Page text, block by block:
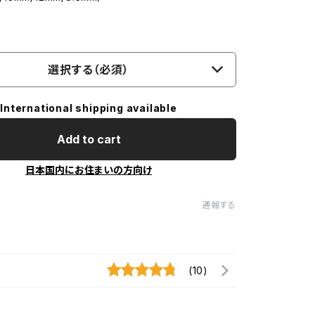
選択する（必須）
International shipping available
Add to cart
日本国内にお住まいの方向け
通報する
(10)